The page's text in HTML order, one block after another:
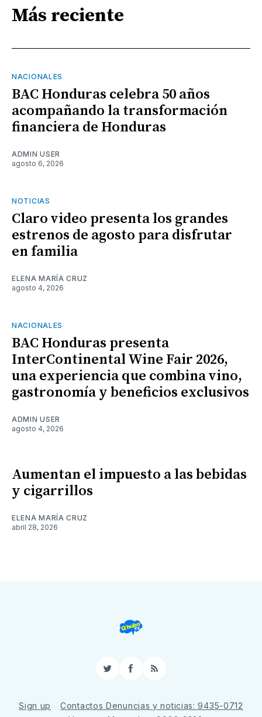
Más reciente
NACIONALES
BAC Honduras celebra 50 años
acompañando la transformación
financiera de Honduras
ADMIN USER
agosto 6, 2026
NOTICIAS
Claro video presenta los grandes
estrenos de agosto para disfrutar
en familia
ELENA MARÍA CRUZ
agosto 4, 2026
NACIONALES
BAC Honduras presenta
InterContinental Wine Fair 2026,
una experiencia que combina vino,
gastronomía y beneficios exclusivos
ADMIN USER
agosto 4, 2026
Aumentan el impuesto a las bebidas
y cigarrillos
ELENA MARÍA CRUZ
abril 28, 2026
TwitterFacebook
RSS
Sign up
Contactos Denuncias y noticias: 9435-0712